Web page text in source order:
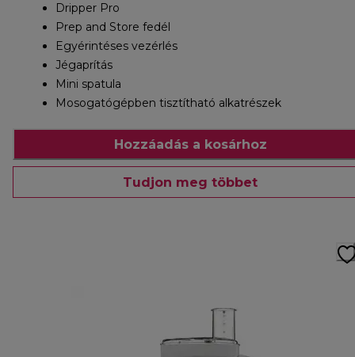
Dripper Pro
Prep and Store fedél
Egyérintéses vezérlés
Jégaprítás
Mini spatula
Mosogatógépben tisztítható alkatrészek
Hozzáadás a kosárhoz
Tudjon meg többet